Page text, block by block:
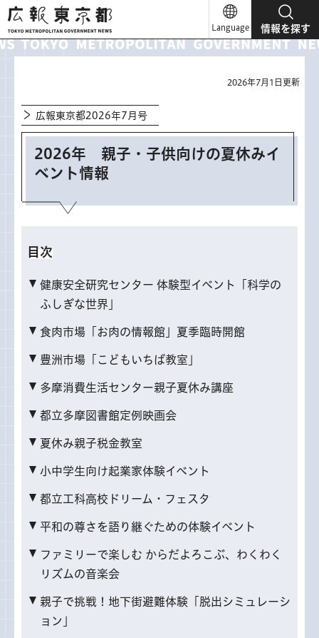
広報東京都
Language 情報を探す
2026年7月1日更新
広報東京都2026年7月号
2026年 親子・子供向けの夏休みイ
ベント情報
目次
健康安全研究センター 体験型イベント「科学の
ふしぎな世界」
食肉市場「お肉の情報館」夏季臨時開館
豊洲市場「こどもいちば教室」
多摩消費生活センター親子夏休み講座
都立多摩図書館定例映画会
夏休み親子税金教室
小中学生向け起業家体験イベント
都立工科高校ドリーム・フェスタ
平和の尊さを語り継ぐための体験イベント
ファミリーで楽しむ からだよろこぶ、わくわく
リズムの音楽会
親子で挑戦！地下街避難体験「脱出シミュレーシ
ョン」